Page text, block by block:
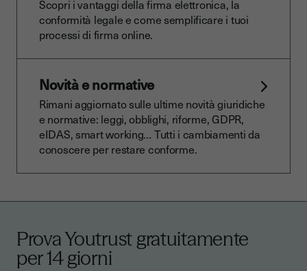
Scopri i vantaggi della firma elettronica, la
conformità legale e come semplificare i tuoi
processi di firma online.
Novità e normative
Rimani aggiornato sulle ultime novità giuridiche
e normative: leggi, obblighi, riforme, GDPR,
eIDAS, smart working… Tutti i cambiamenti da
conoscere per restare conforme.
Prova Youtrust gratuitamente
per 14 giorni